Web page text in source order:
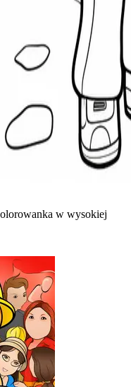
w wysokiej